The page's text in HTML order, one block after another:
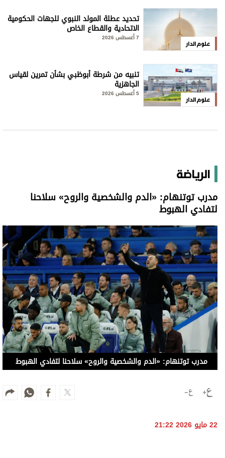
علوم الدار
تحديد عطلة المولد النبوي للجهات الحكومية
الاتحادية والقطاع الخاص
علوم الدار
تنبيه من شرطة أبوظبي بشأن تمرين لقياس
الجاهزية
5 أغسطس 2026
الرياضة
مدرب توتنهام: «الدم والشخصية والروح» سلاحنا
لتفادي الهبوط
مدرب توتنهام: «الدم والشخصية والروح» سلاحنا لتفادي الهبوط
22 مايو 2026 21:22